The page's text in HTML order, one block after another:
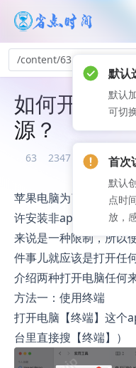
/content/63
如何开启电
源？
63 2347 2026-08-08
苹果电脑为了维护自己
许安装非app store 的软
来说是一种限制，所以
件事儿就应该是打开任
介绍两种打开电脑任何
方法一：使用终端
打开电脑【终端】这个
台里直接搜【终端】）
默认
默认
可切
首次
默认
点时
放，